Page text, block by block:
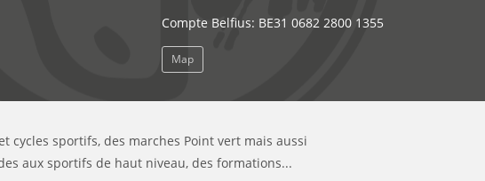
Compte Belfius: BE31 0682 2800 1355
Map
cycles sportifs, des marches Point vert mais aussi
aux sportifs de haut niveau, des formations...